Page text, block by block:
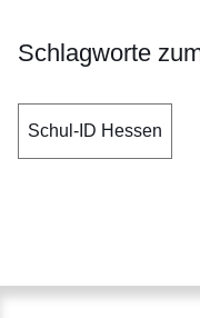
Schlagworte
Schul-ID Hessen